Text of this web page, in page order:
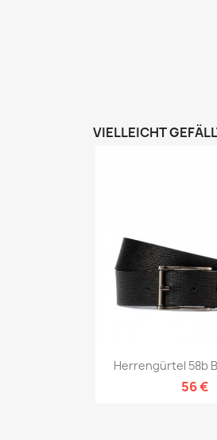
VIELLEICHT

Herrengürtel 58b
56 €